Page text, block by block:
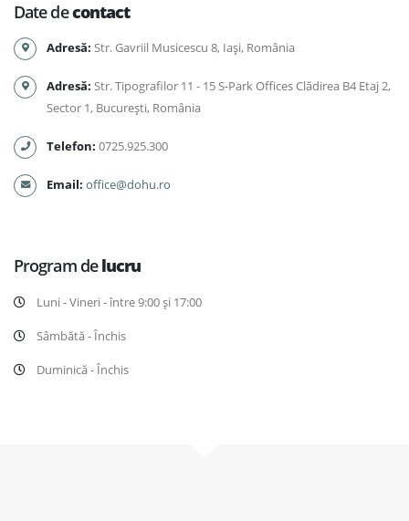
Date decontact
Adresă: Str. Gavriil Musicescu 8, Iaşi, România
Adresă: Str. Tipografilor 11 - 15 S-Park Offices Clădirea B4 Etaj 2,
Sector 1, Bucureşti, România
Telefon: 0725.925.300
Email: office@dohu.ro
Program delucru
Luni - Vineri - între 9:00 și 17:00
Sâmbătă - Închis
Duminică - Închis